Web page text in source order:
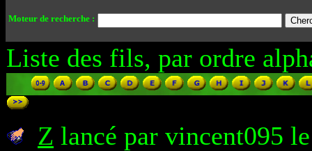
Moteur de recherche :
Liste des fils, par ordre
Z lancé par vincent095